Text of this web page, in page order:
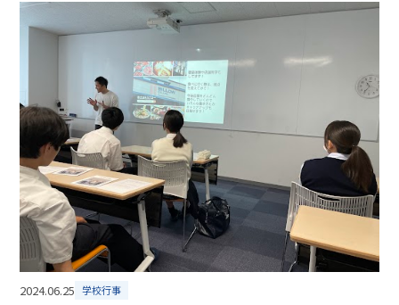
2024.06.25 学校行事